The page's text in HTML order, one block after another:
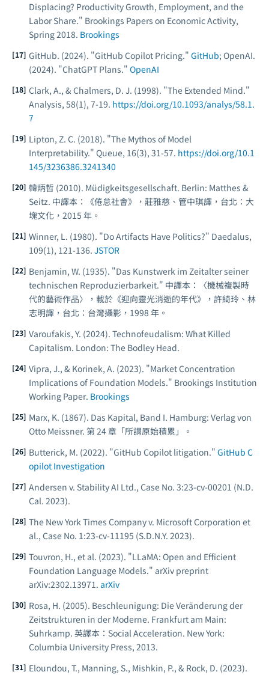
Displacing? Productivity Growth, Employment, and the
Labor Share." Brookings Papers on Economic Activity,
Spring 2018. Brookings
GitHub. (2024). "GitHub Copilot Pricing." GitHub; OpenAI.
(2024). "ChatGPT Plans." OpenAI
Clark, A., & Chalmers, D. J. (1998). "The Extended Mind."
Analysis, 58(1), 7-19. https://doi.org/10.1093/analys/58.1.
7
Lipton, Z. C. (2018). "The Mythos of Model
Interpretability." Queue, 16(3), 31-57. https://doi.org/10.1
145/3236386.3241340
韓炳哲 (2010). Müdigkeitsgesellschaft. Berlin: Matthes &
Seitz. 中譯本：《倦怠社會》，莊雅慈、管中琪譯，台北：大
塊文化，2015 年。
Winner, L. (1980). "Do Artifacts Have Politics?" Daedalus,
109(1), 121-136. JSTOR
Benjamin, W. (1935). "Das Kunstwerk im Zeitalter seiner
technischen Reproduzierbarkeit." 中譯本：〈機械複製時
代的藝術作品〉，載於《迎向靈光消逝的年代》，許綺玲、林
志明譯，台北：台灣攝影，1998 年。
Varoufakis, Y. (2024). Technofeudalism: What Killed
Capitalism. London: The Bodley Head.
Vipra, J., & Korinek, A. (2023). "Market Concentration
Implications of Foundation Models." Brookings Institution
Working Paper. Brookings
Marx, K. (1867). Das Kapital, Band I. Hamburg: Verlag von
Otto Meissner. 第 24 章「所謂原始積累」。
Butterick, M. (2022). "GitHub Copilot litigation." GitHub C
opilot Investigation
Andersen v. Stability AI Ltd., Case No. 3:23-cv-00201 (N.D.
Cal. 2023).
The New York Times Company v. Microsoft Corporation et
al., Case No. 1:23-cv-11195 (S.D.N.Y. 2023).
Touvron, H., et al. (2023). "LLaMA: Open and Efficient
Foundation Language Models." arXiv preprint
arXiv:2302.13971. arXiv
Rosa, H. (2005). Beschleunigung: Die Veränderung der
Zeitstrukturen in der Moderne. Frankfurt am Main:
Suhrkamp. 英譯本： Social Acceleration. New York:
Columbia University Press, 2013.
Eloundou, T., Manning, S., Mishkin, P., & Rock, D. (2023).